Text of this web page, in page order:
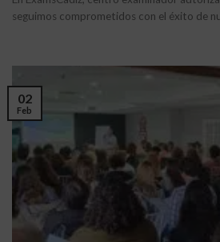
seguimos comprometidos con el éxito de
02
Feb